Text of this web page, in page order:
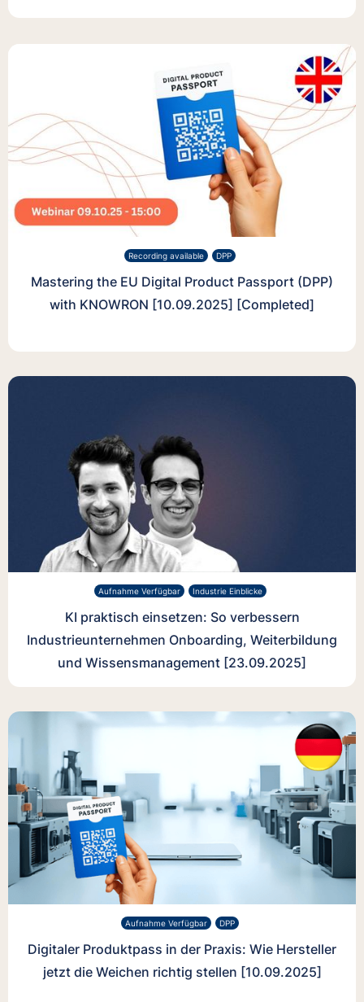
Recording available DPP
Mastering the EU Digital Product Passport (DPP)
with KNOWRON [10.09.2025] [Completed]
Aufnahme Verfügbar Industrie Einblicke
KI praktisch einsetzen: So verbessern
Industrieunternehmen Onboarding, Weiterbildung
und Wissensmanagement [23.09.2025]
Aufnahme Verfügbar DPP
Digitaler Produktpass in der Praxis: Wie Hersteller
jetzt die Weichen richtig stellen [10.09.2025]